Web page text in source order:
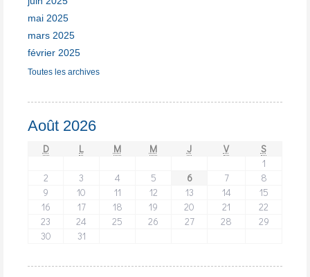
mai 2025
mars 2025
février 2025
Toutes les archives
Août 2026
D L M M J V
S
1
2
3 4 5 6 7
8
9
10 11 12 13 14
15
16
17 18 19 20 21
22
23
24 25 26 27 28
29
30
31